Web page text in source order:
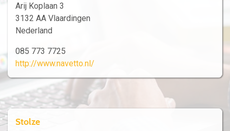
Arij Koplaan 3
3132 AA Vlaardingen
Nederland
085 773 7725
http://www.navetto.nl/
Stolze